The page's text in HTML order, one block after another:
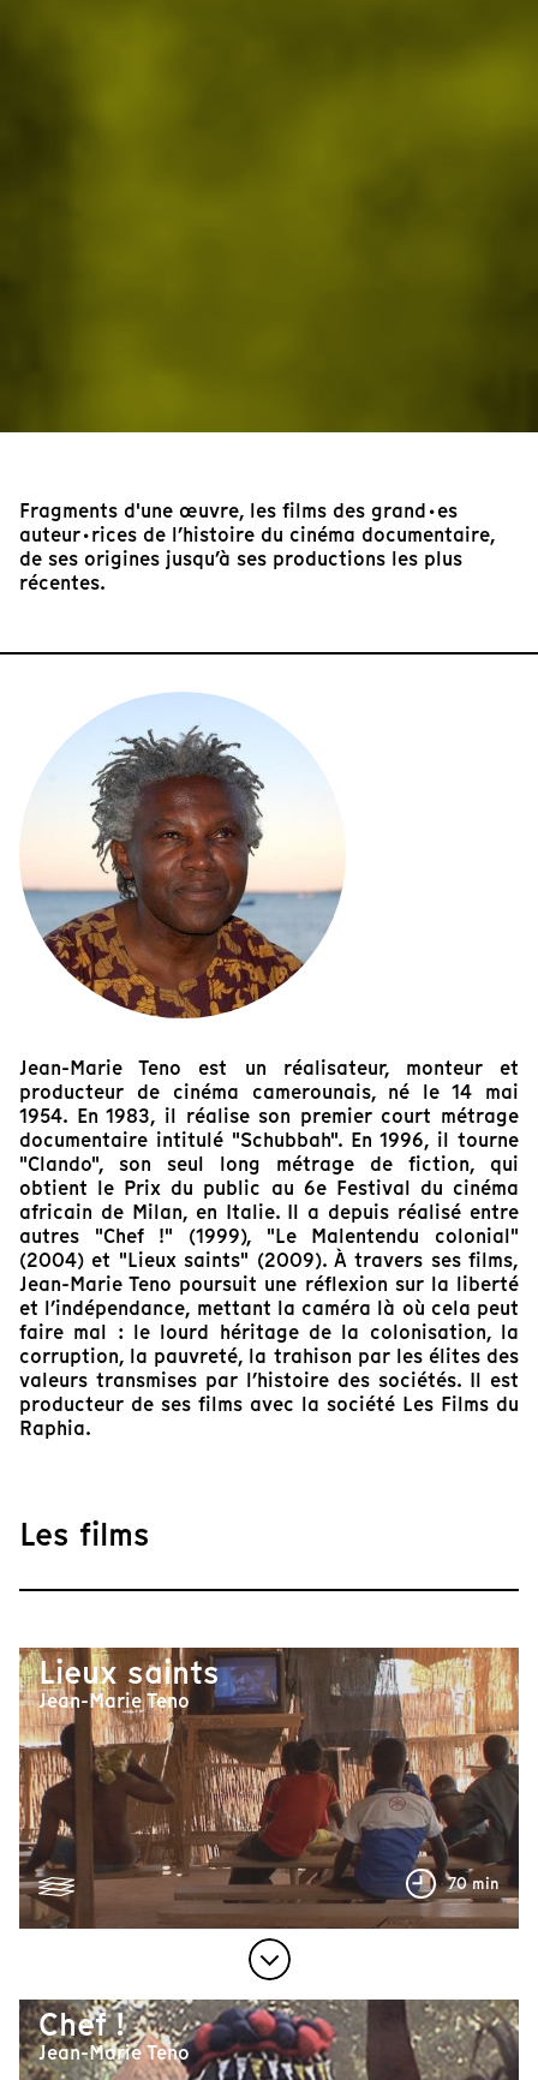
Fragments d'une œuvre, les films des grand·es
auteur·rices de l’histoire du cinéma documentaire,
de ses origines jusqu’à ses productions les plus
récentes.
Jean-Marie Teno est un réalisateur, monteur et
producteur de cinéma camerounais, né le 14 mai
1954. En 1983, il réalise son premier court métrage
documentaire intitulé "Schubbah". En 1996, il tourne
"Clando", son seul long métrage de fiction, qui
obtient le Prix du public au 6e Festival du cinéma
africain de Milan, en Italie. Il a depuis réalisé entre
autres "Chef !" (1999), "Le Malentendu colonial"
(2004) et "Lieux saints" (2009). À travers ses films,
Jean-Marie Teno poursuit une réflexion sur la liberté
et l’indépendance, mettant la caméra là où cela peut
faire mal : le lourd héritage de la colonisation, la
corruption, la pauvreté, la trahison par les élites des
valeurs transmises par l’histoire des sociétés. Il est
producteur de ses films avec la société Les Films du
Raphia.
Les films
Lieux saints
Jean-Marie Teno
70 min
Chef !
Jean-Marie Teno